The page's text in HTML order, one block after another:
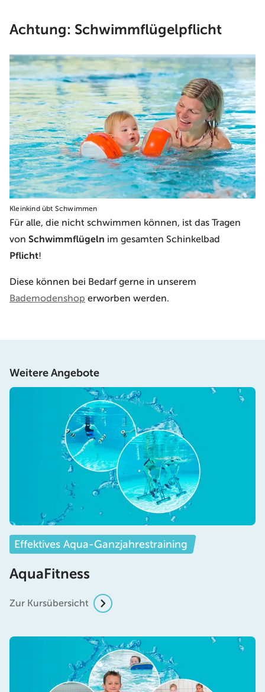
Achtung: Schwimmflügelpflicht
Kleinkind übt Schwimmen
Für alle, die nicht schwimmen können, ist das Tragen
von Schwimmflügeln im gesamten Schinkelbad
Pflicht!
Diese können bei Bedarf gerne in unserem
Bademodenshop erworben werden.
Weitere Angebote
Effektives Aqua-Ganzjahrestraining
AquaFitness
Zur Kursübersicht